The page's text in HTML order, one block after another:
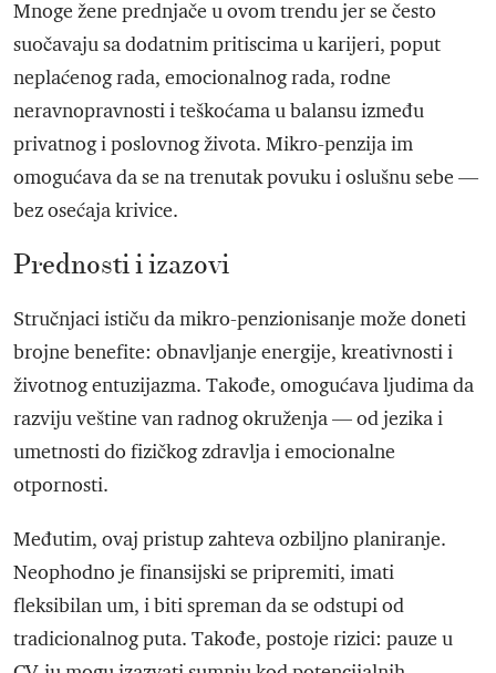
Mnoge žene prednjače u ovom trendu jer se često
suočavaju sa dodatnim pritiscima u karijeri, poput
neplaćenog rada, emocionalnog rada, rodne
neravnopravnosti i teškoćama u balansu između
privatnog i poslovnog života. Mikro-penzija im
omogućava da se na trenutak povuku i oslušnu sebe —
bez osećaja krivice.
Prednosti i izazovi
Stručnjaci ističu da mikro-penzionisanje može doneti
brojne benefite: obnavljanje energije, kreativnosti i
životnog entuzijazma. Takođe, omogućava ljudima da
razviju veštine van radnog okruženja — od jezika i
umetnosti do fizičkog zdravlja i emocionalne
otpornosti.
Međutim, ovaj pristup zahteva ozbiljno planiranje.
Neophodno je finansijski se pripremiti, imati
fleksibilan um, i biti spreman da se odstupi od
tradicionalnog puta. Takođe, postoje rizici: pauze u